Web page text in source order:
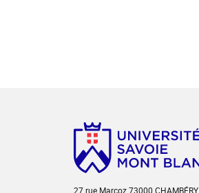
27 rue Marcoz 73000 CHAMBÉRY